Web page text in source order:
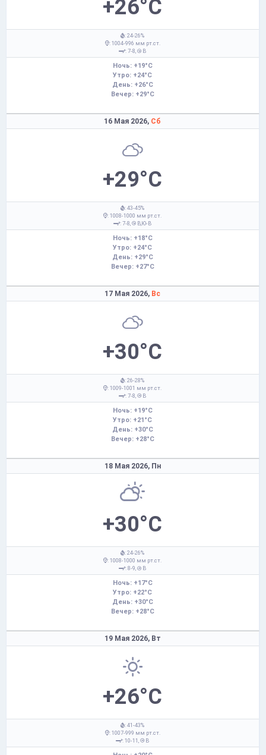
+26°C
: 24-26%
: 1004-996 мм рт.ст.
: 7-8,
В
Ночь: +19°C
Утро: +24°C
День: +26°C
Вечер: +29°C
16 Мая 2026, Сб
+29°C
: 43-45%
: 1008-1000 мм рт.ст.
: 7-8,
В,Ю-В
Ночь: +18°C
Утро: +24°C
День: +29°C
Вечер: +27°C
17 Мая 2026, Вс
+30°C
: 26-28%
: 1009-1001 мм рт.ст.
: 7-8,
В
Ночь: +19°C
Утро: +21°C
День: +30°C
Вечер: +28°C
18 Мая 2026, Пн
+30°C
: 24-26%
: 1008-1000 мм рт.ст.
: 8-9,
В
Ночь: +17°C
Утро: +22°C
День: +30°C
Вечер: +28°C
19 Мая 2026, Вт
+26°C
: 41-43%
: 1007-999 мм рт.ст.
: 10-11,
В